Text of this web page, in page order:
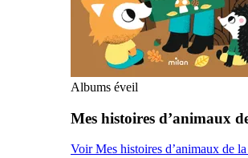
Albums éveil
Mes histoires d’animaux
Voir Mes histoires d’animaux de